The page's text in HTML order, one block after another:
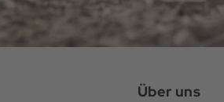
Über uns